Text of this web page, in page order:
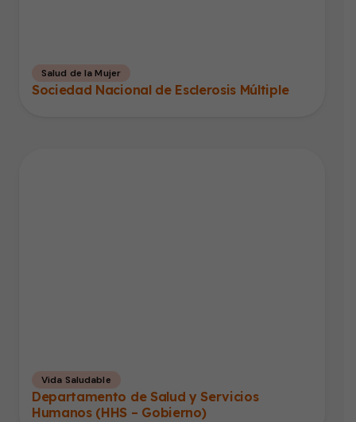
Salud de la Mujer
Sociedad Nacional de Esclerosis Múltiple
Vida Saludable
Departamento de Salud y Servicios
Humanos (HHS – Gobierno)